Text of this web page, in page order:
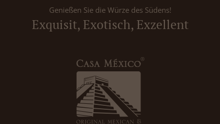
Genießen Sie die Würze des Südens!
Exquisit, Exotisch, Exzellent